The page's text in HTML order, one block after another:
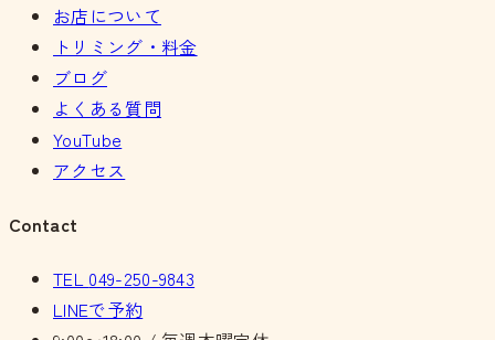
お店について
トリミング・料金
ブログ
よくある質問
YouTube
アクセス
Contact
TEL 049-250-9843
LINEで予約